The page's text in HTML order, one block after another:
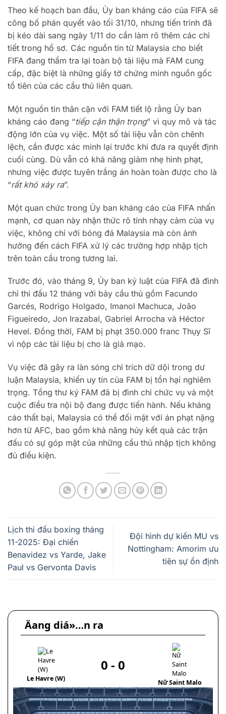
Theo kế hoạch ban đầu, Ủy ban kháng cáo của FIFA sẽ
công bố phán quyết vào tối 31/10, nhưng tiến trình đã
bị kéo dài sang ngày 1/11 do cần làm rõ thêm các chi
tiết trong hồ sơ. Các nguồn tin từ Malaysia cho biết
FIFA đang thẩm tra lại toàn bộ tài liệu mà FAM cung
cấp, đặc biệt là những giấy tờ chứng minh nguồn gốc
tổ tiên của các cầu thủ liên quan.
Một nguồn tin thân cận với FAM tiết lộ rằng Ủy ban
kháng cáo đang “tiếp cận thận trọng” vì quy mô và tác
động lớn của vụ việc. Một số tài liệu vẫn còn chênh
lệch, cần được xác minh lại trước khi đưa ra quyết định
cuối cùng. Dù vẫn có khả năng giảm nhẹ hình phạt,
nhưng việc được tuyên trắng án hoàn toàn được cho là
“rất khó xảy ra”.
Một quan chức trong Ủy ban kháng cáo của FIFA nhấn
mạnh, cơ quan này nhận thức rõ tính nhạy cảm của vụ
việc, không chỉ với bóng đá Malaysia mà còn ảnh
hưởng đến cách FIFA xử lý các trường hợp nhập tịch
trên toàn cầu trong tương lai.
Trước đó, vào tháng 9, Ủy ban kỷ luật của FIFA đã đình
chỉ thi đấu 12 tháng với bảy cầu thủ gồm Facundo
Garcés, Rodrigo Holgado, Imanol Machuca, João
Figueiredo, Jon Irazabal, Gabriel Arrocha và Héctor
Hevel. Đồng thời, FAM bị phạt 350.000 franc Thụy Sĩ
vì nộp các tài liệu bị cho là giả mạo.
Vụ việc đã gây ra làn sóng chỉ trích dữ dội trong dư
luận Malaysia, khiến uy tín của FAM bị tổn hại nghiêm
trọng. Tổng thư ký FAM đã bị đình chỉ chức vụ và một
cuộc điều tra nội bộ đang được tiến hành. Nếu kháng
cáo thất bại, Malaysia có thể đối mặt với án phạt nặng
hơn từ AFC, bao gồm khả năng hủy kết quả các trận
đấu có sự góp mặt của những cầu thủ nhập tịch không
đủ điều kiện.
Lịch thi đấu boxing tháng
11-2025: Đại chiến
Benavidez vs Yarde, Jake
Paul vs Gervonta Davis
Đội hình dự kiến MU vs
Nottingham: Amorim ưu
tiên sự ổn định
Äang diá»…n ra
Le Havre (W)
0 - 0
Nữ Saint Malo